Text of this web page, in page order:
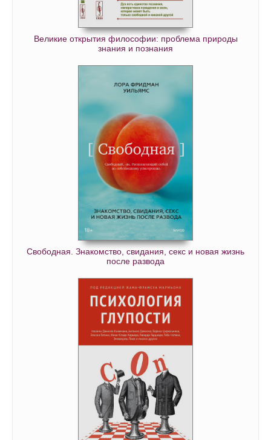
Что я могу сделать? Как с помощью правильных вопросов
Что я могу сделать? Как с помощью правильных вопросов
Что я могу сделать? Как с помощью правильных вопросов
Великие открытия философии: проблема природы
знания и познания
Свободная. Знакомство, свидания, секс и новая жизнь
после развода